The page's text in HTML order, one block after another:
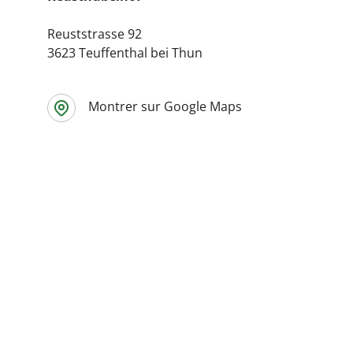
Reuststrasse 92
3623 Teuffenthal bei Thun
Montrer sur Google Maps